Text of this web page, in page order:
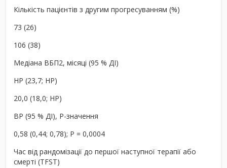
Кількість пацієнтів з другим прогресуванням (%)
73 (26)
106 (38)
Медіана ВБП2, місяці (95 % ДІ)
НР (23,7; НР)
20,0 (18,0; НР)
ВР (95 % ДІ), P-значення
0,58 (0,44; 0,78); P = 0,0004
Час від рандомізації до першої наступної терапії або
смерті (TFST)